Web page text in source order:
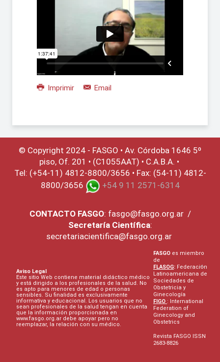
Imprimir Email
© Copyright 2024 - FASGO • Av. Córdoba 1646 5º
piso, Of. 201 • (C1055AAT) • C.A.B.A. •
Tel: (+54-11) 4812-8800/3656 • Fax: (54-11) 4812-
8800/3656
+54 9 11 2571-6314
CONTACTO FASGO: fasgo@fasgo.org.ar/
Secretaría Científica:
secretariacientifica@fasgo.org.ar
Aviso Legal
Este sitio Web contiene material didáctico médico
y está dirigido a los profesionales de la salud. No
es apto para menores de edad o personas
sensibles. Su finalidad es exclusivamente
informativa y educacional. Los usuarios que no
sean profesionales de la salud tengan en cuenta
que la información proporcionada en
www.fasgo.org.ar debe apoyar pero no
reemplazar, la relación con su médico.
FASGO es miembro
de
FLASOG: Federación
Latinoamericana de
Sociedades de
Obstetricia y
Ginecología
FIGO : International
Federation of
Ginecology and
Obstetrics
Revista FASGO ISSN
2683-8826